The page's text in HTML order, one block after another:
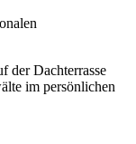
der Dachterrasse
im persönlichen